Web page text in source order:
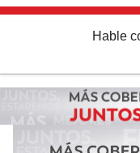
Hable